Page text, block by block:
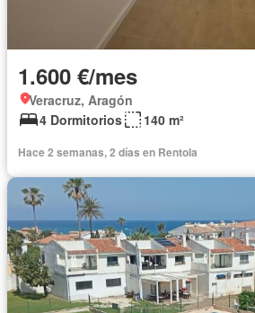
1.600 €/mes
Veracruz, Aragón
4 Dormitorios
140 m²
Hace 2 semanas, 2 días en Rentola